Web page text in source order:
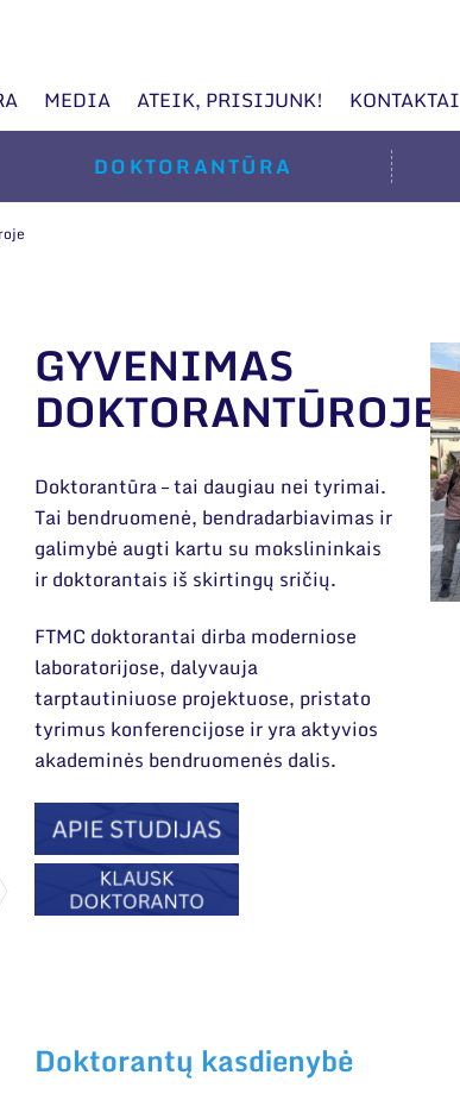
MEDIA ATEIK, PRISIJUNK! KONTAKTAI
DOKTORANTŪRA
GYVENIMAS
DOKTORANTŪROJE
Doktorantūra – tai daugiau nei tyrimai.
Tai bendruomenė, bendradarbiavimas ir
galimybė augti kartu su mokslininkais
ir doktorantais iš skirtingų sričių.
FTMC doktorantai dirba moderniose
laboratorijose, dalyvauja
tarptautiniuose projektuose, pristato
tyrimus konferencijose ir yra aktyvios
akademinės bendruomenės dalis.
Doktorantų kasdienybė